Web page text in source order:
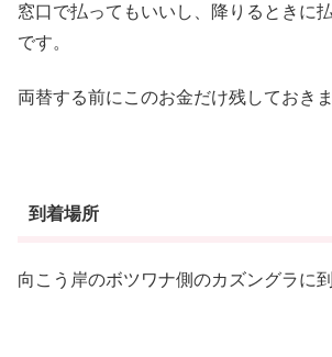
窓口で払ってもいいし、降りるときに
です。
両替する前にこのお金だけ残しておきま
到着場所
向こう岸のボツワナ側のカズングラに到